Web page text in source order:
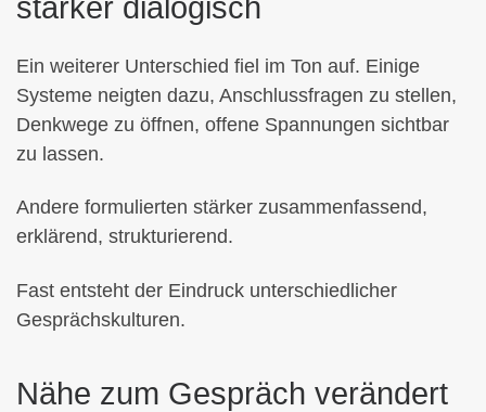
stärker dialogisch
Ein weiterer Unterschied fiel im Ton auf. Einige
Systeme neigten dazu, Anschlussfragen zu stellen,
Denkwege zu öffnen, offene Spannungen sichtbar
zu lassen.
Andere formulierten stärker zusammenfassend,
erklärend, strukturierend.
Fast entsteht der Eindruck unterschiedlicher
Gesprächskulturen.
Nähe zum Gespräch verändert